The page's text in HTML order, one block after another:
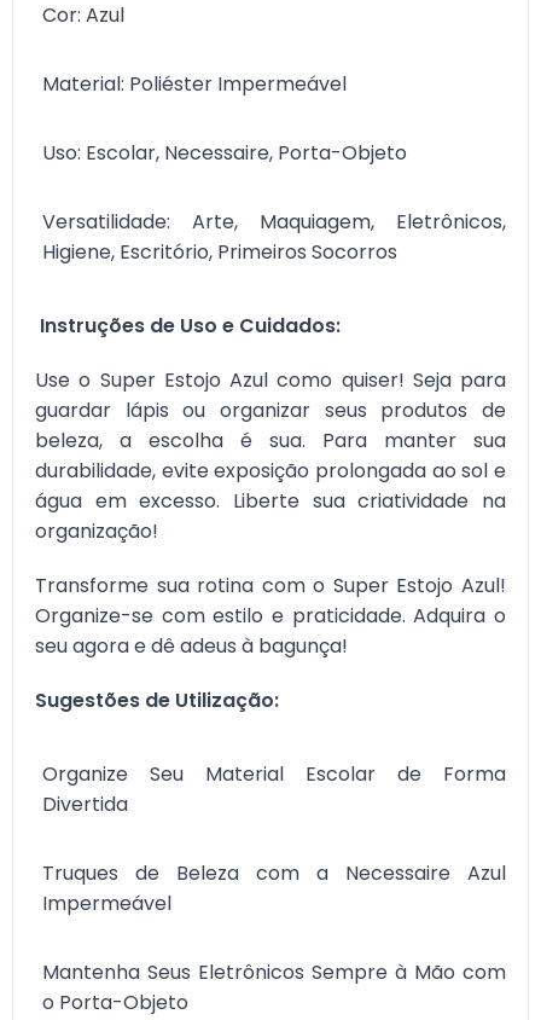
Cor: Azul
Material: Poliéster Impermeável
Uso: Escolar, Necessaire, Porta-Objeto
Versatilidade: Arte, Maquiagem, Eletrônicos,
Higiene, Escritório, Primeiros Socorros
Instruções de Uso e Cuidados:
Use o Super Estojo Azul como quiser! Seja para
guardar lápis ou organizar seus produtos de
beleza, a escolha é sua. Para manter sua
durabilidade, evite exposição prolongada ao sol e
água em excesso. Liberte sua criatividade na
organização!
Transforme sua rotina com o Super Estojo Azul!
Organize-se com estilo e praticidade. Adquira o
seu agora e dê adeus à bagunça!
Sugestões de Utilização:
Organize Seu Material Escolar de Forma
Divertida
Truques de Beleza com a Necessaire Azul
Impermeável
Mantenha Seus Eletrônicos Sempre à Mão com
o Porta-Objeto